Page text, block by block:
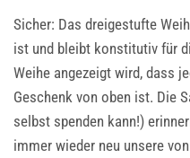
Sicher: Das dreigestufte
ist und bleibt konstitutiv für
Weihe angezeigt wird, dass
Geschenk von oben ist. Die
selbst spenden kann!)
immer wieder neu unsere